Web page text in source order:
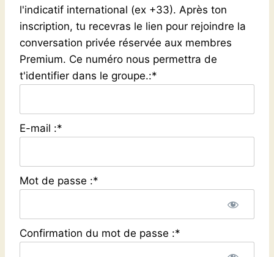
l'indicatif international (ex +33). Après ton
inscription, tu recevras le lien pour rejoindre la
conversation privée réservée aux membres
Premium. Ce numéro nous permettra de
t'identifier dans le groupe.:*
E-mail :*
Mot de passe :*
Confirmation du mot de passe :*